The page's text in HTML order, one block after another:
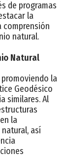
de programas
la
comprensión
natural.
Natural
la
Geodésico
similares. Al
la
así